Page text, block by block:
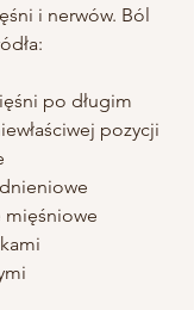
i nerwów. Ból
po długim
pozycji
mięśniowe